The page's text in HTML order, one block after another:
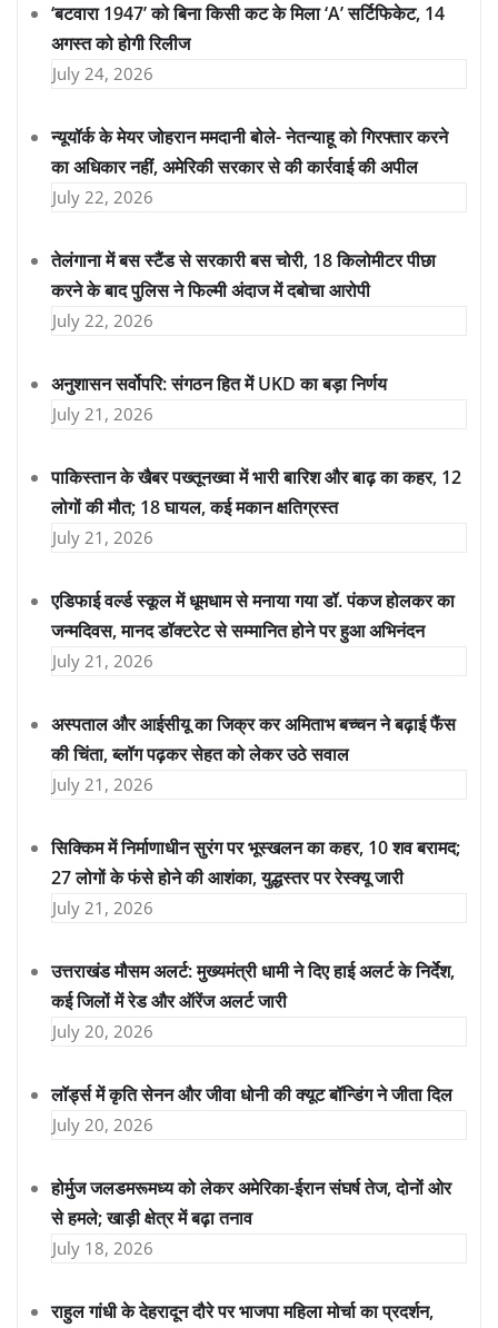
‘बटवारा 1947’ को बिना किसी कट के मिला ‘A’ सर्टिफिकेट, 14
अगस्त को होगी रिलीज
July 24, 2026
न्यूयॉर्क के मेयर जोहरान ममदानी बोले- नेतन्याहू को गिरफ्तार करने
का अधिकार नहीं, अमेरिकी सरकार से की कार्रवाई की अपील
July 22, 2026
तेलंगाना में बस स्टैंड से सरकारी बस चोरी, 18 किलोमीटर पीछा
करने के बाद पुलिस ने फिल्मी अंदाज में दबोचा आरोपी
July 22, 2026
अनुशासन सर्वोपरि: संगठन हित में UKD का बड़ा निर्णय
July 21, 2026
पाकिस्तान के खैबर पख्तूनख्वा में भारी बारिश और बाढ़ का कहर, 12
लोगों की मौत; 18 घायल, कई मकान क्षतिग्रस्त
July 21, 2026
एडिफाई वर्ल्ड स्कूल में धूमधाम से मनाया गया डॉ. पंकज होलकर का
जन्मदिवस, मानद डॉक्टरेट से सम्मानित होने पर हुआ अभिनंदन
July 21, 2026
अस्पताल और आईसीयू का जिक्र कर अमिताभ बच्चन ने बढ़ाई फैंस
की चिंता, ब्लॉग पढ़कर सेहत को लेकर उठे सवाल
July 21, 2026
सिक्किम में निर्माणाधीन सुरंग पर भूस्खलन का कहर, 10 शव बरामद;
27 लोगों के फंसे होने की आशंका, युद्धस्तर पर रेस्क्यू जारी
July 21, 2026
उत्तराखंड मौसम अलर्ट: मुख्यमंत्री धामी ने दिए हाई अलर्ट के निर्देश,
कई जिलों में रेड और ऑरेंज अलर्ट जारी
July 20, 2026
लॉर्ड्स में कृति सेनन और जीवा धोनी की क्यूट बॉन्डिंग ने जीता दिल
July 20, 2026
होर्मुज जलडमरूमध्य को लेकर अमेरिका-ईरान संघर्ष तेज, दोनों ओर
से हमले; खाड़ी क्षेत्र में बढ़ा तनाव
July 18, 2026
राहुल गांधी के देहरादून दौरे पर भाजपा महिला मोर्चा का प्रदर्शन,